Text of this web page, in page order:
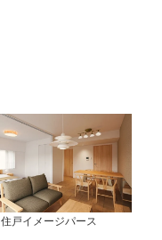
住戸イメージパース